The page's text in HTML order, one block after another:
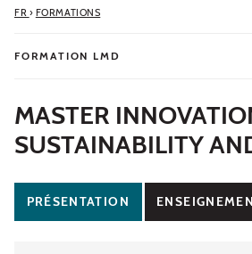
FR › FORMATIONS
FORMATION LMD
MASTER
SUSTAINABILITY
PRÉSENTATION